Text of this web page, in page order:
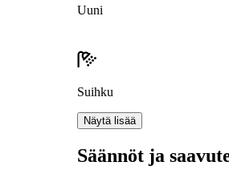
Uuni
Suihku
Näytä lisää
Säännöt ja